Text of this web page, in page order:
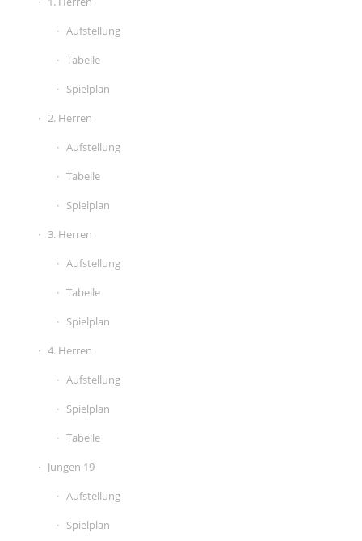
Aufstellung
Tabelle
Spielplan
2. Herren
Aufstellung
Tabelle
Spielplan
3. Herren
Aufstellung
Tabelle
Spielplan
4. Herren
Aufstellung
Spielplan
Tabelle
Jungen 19
Aufstellung
Spielplan